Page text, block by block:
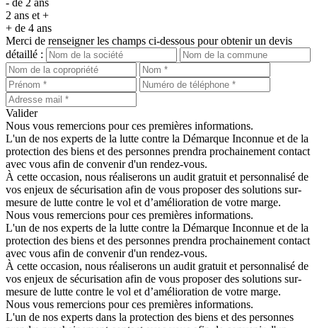
- de 2 ans
2 ans et +
+ de 4 ans
Merci de renseigner les champs ci-dessous pour obtenir un devis
détaillé :
Valider
Nous vous remercions pour ces premières informations.
L'un de nos experts de la lutte contre la Démarque Inconnue et de la
protection des biens et des personnes prendra prochainement contact
avec vous afin de convenir d'un rendez-vous.
À cette occasion, nous réaliserons un audit gratuit et personnalisé de
vos enjeux de sécurisation afin de vous proposer des solutions sur-
mesure de lutte contre le vol et d’amélioration de votre marge.
Nous vous remercions pour ces premières informations.
L'un de nos experts de la lutte contre la Démarque Inconnue et de la
protection des biens et des personnes prendra prochainement contact
avec vous afin de convenir d'un rendez-vous.
À cette occasion, nous réaliserons un audit gratuit et personnalisé de
vos enjeux de sécurisation afin de vous proposer des solutions sur-
mesure de lutte contre le vol et d’amélioration de votre marge.
Nous vous remercions pour ces premières informations.
L'un de nos experts dans la protection des biens et des personnes